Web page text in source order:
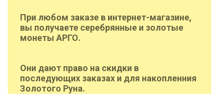
При любом заказе в интернет-магазине,
вы получаете серебрянные и золотые
монеты АРГО.
Они дают право на скидки в
последующих заказах и для накопленния
Золотого Руна.